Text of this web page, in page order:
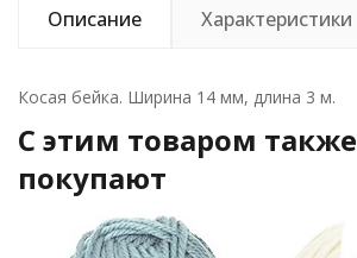
Описание Характеристики
Косая бейка. Ширина 14 мм, длина 3 м.
C этим товаром также
покупают